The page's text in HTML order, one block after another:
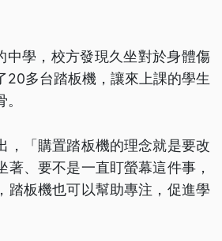
中學，校方發現久坐對於身體傷
20多台踏板機，讓來上課的學生
，「購置踏板機的理念就是要改
著、要不是一直盯螢幕這件事，
踏板機也可以幫助專注，促進學